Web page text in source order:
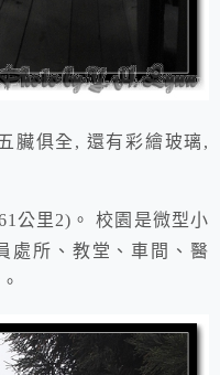
臟俱全, 還有彩繪玻璃,
公里2)。 校園是微型小
處所、教堂、車間、醫